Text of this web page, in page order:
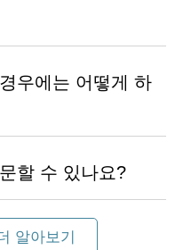
우에는 어떻게 하
할 수 있나요?
알아보기